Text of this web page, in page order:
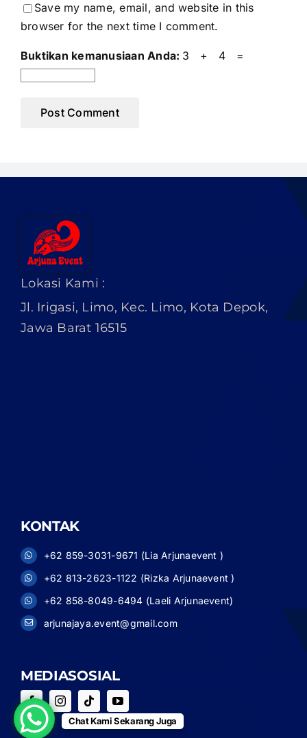
Save my name, email, and website in this
browser for the next time I comment.
Buktikan kemanusiaan Anda: 3 + 4 =
Lokasi Kami :
Jl. Irigasi, Limo, Kec. Limo, Kota Depok,
Jawa Barat 16515
KONTAK
+62 859-3031-9671 (Lia Arjunaevent )
+62 813-2623-1122 (Rizka Arjunaevent )
+62 858-8049-6494 (Laeli Arjunaevent)
arjunajaya.event@gmail.com
MEDIASOSIAL
Chat Kami Sekarang Juga